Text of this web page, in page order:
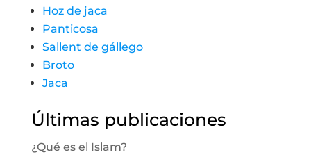
Hoz de jaca
Panticosa
Sallent de gállego
Broto
Jaca
Últimas publicaciones
¿Qué es el Islam?